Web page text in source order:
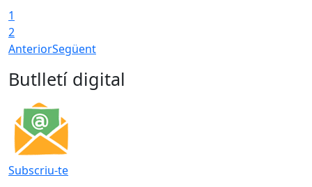
1
2
AnteriorSegüent
Butlletí digital
Subscriu-te